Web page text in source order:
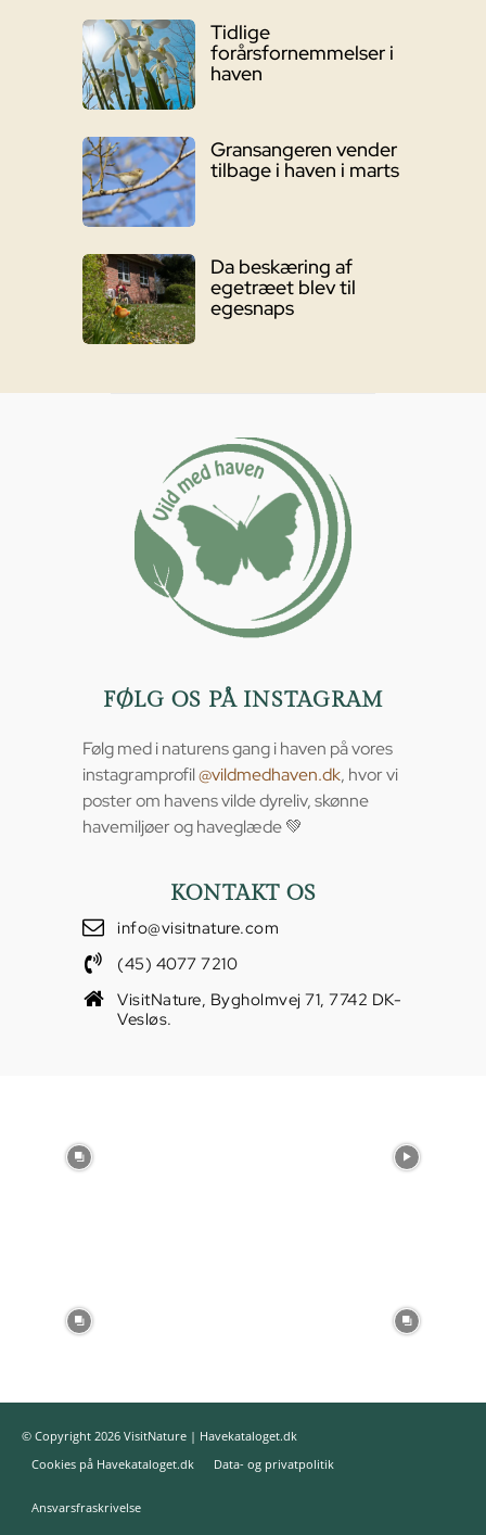
Tidlige
forårsfornemmelser i
haven
Gransangeren vender
tilbage i haven i marts
Da beskæring af
egetræet blev til
egesnaps
FØLG OS PÅ INSTAGRAM
Følg med i naturens gang i haven på vores
instagramprofil@vildmedhaven.dk, hvor vi
poster om havens vilde dyreliv, skønne
havemiljøer og haveglæde 💚
KONTAKT OS
info@visitnature.com
(45) 4077 7210
VisitNature, Bygholmvej 71, 7742 DK-
Vesløs.
© Copyright 2026 VisitNature | Havekataloget.dk
Cookies på Havekataloget.dk
Data- og privatpolitik
Ansvarsfraskrivelse